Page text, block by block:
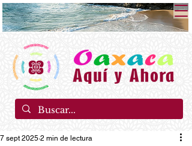
7 sept 2025 2 min de lectura